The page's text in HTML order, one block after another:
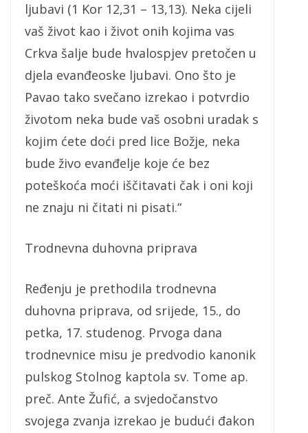
ljubavi (1 Kor 12,31 – 13,13). Neka cijeli
vaš život kao i život onih kojima vas
Crkva šalje bude hvalospjev pretočen u
djela evanđeoske ljubavi. Ono što je
Pavao tako svečano izrekao i potvrdio
životom neka bude vaš osobni uradak s
kojim ćete doći pred lice Božje, neka
bude živo evanđelje koje će bez
poteškoća moći iščitavati čak i oni koji
ne znaju ni čitati ni pisati.“
Trodnevna duhovna priprava
Ređenju je prethodila trodnevna
duhovna priprava, od srijede, 15., do
petka, 17. studenog. Prvoga dana
trodnevnice misu je predvodio kanonik
pulskog Stolnog kaptola sv. Tome ap.
preč. Ante Žufić, a svjedočanstvo
svojega zvanja izrekao je budući đakon